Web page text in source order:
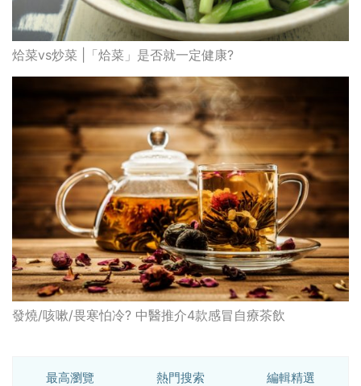
烚菜vs炒菜 |「烚菜」是否就一定健康?
發燒/咳嗽/畏寒怕冷? 中醫推介4款感冒自療茶飲
最高瀏覽 熱門搜索 編輯精選